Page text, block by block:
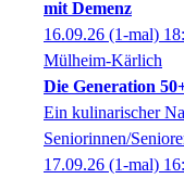
mit Demenz
16.09.26 (1-mal)
Mülheim-Kärlich
Die Generation
Ein kulinarischer
Seniorinnen/
17.09.26 (1-mal)